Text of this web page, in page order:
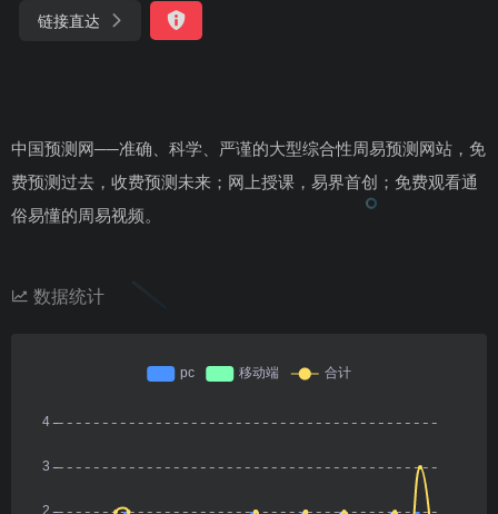
链接直达
中国预测网──准确、科学、严谨的大型综合性周易预测网站，免
费预测过去，收费预测未来；网上授课，易界首创；免费观看通
俗易懂的周易视频。
数据统计